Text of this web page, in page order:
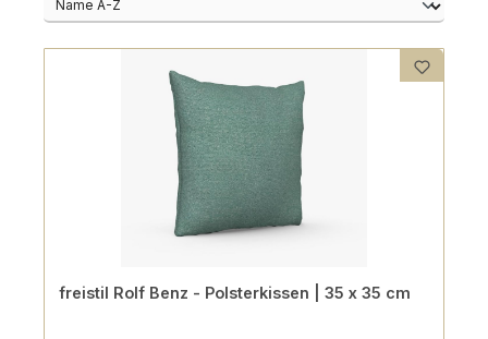
freistil Rolf Benz - Polsterkissen | 35 x 35 cm